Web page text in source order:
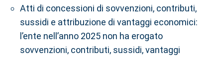
Atti di concessioni di sovvenzioni, contributi,
sussidi e attribuzione di vantaggi economici:
l’ente nell’anno 2025 non ha erogato
sovvenzioni, contributi, sussidi, vantaggi